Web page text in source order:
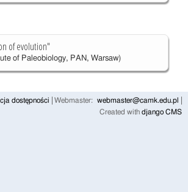
of evolution"
of Paleobiology, PAN, Warsaw)
dostępności Webmaster:
webmaster@camk.edu.pl
Created with django CMS